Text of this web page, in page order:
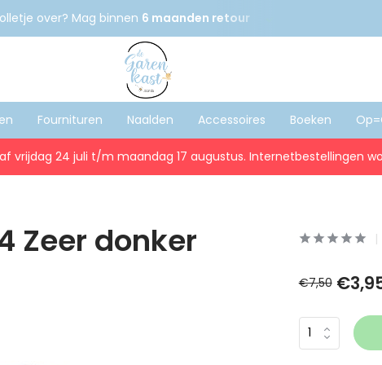
over? Mag binnen 6 maanden retour
Fournituren Naalden Accessoires Boeken
vrijdag 24 juli t/m maandag 17 augustus. Internetbestellingen
Zeer donker
€7,50